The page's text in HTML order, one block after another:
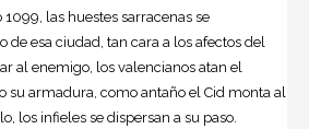
las huestes sarracenas se
de esa ciudad, tan cara a los afectos del
al enemigo, los valencianos atan el
su armadura, como antaño el Cid monta al
los infieles se dispersan a su paso.